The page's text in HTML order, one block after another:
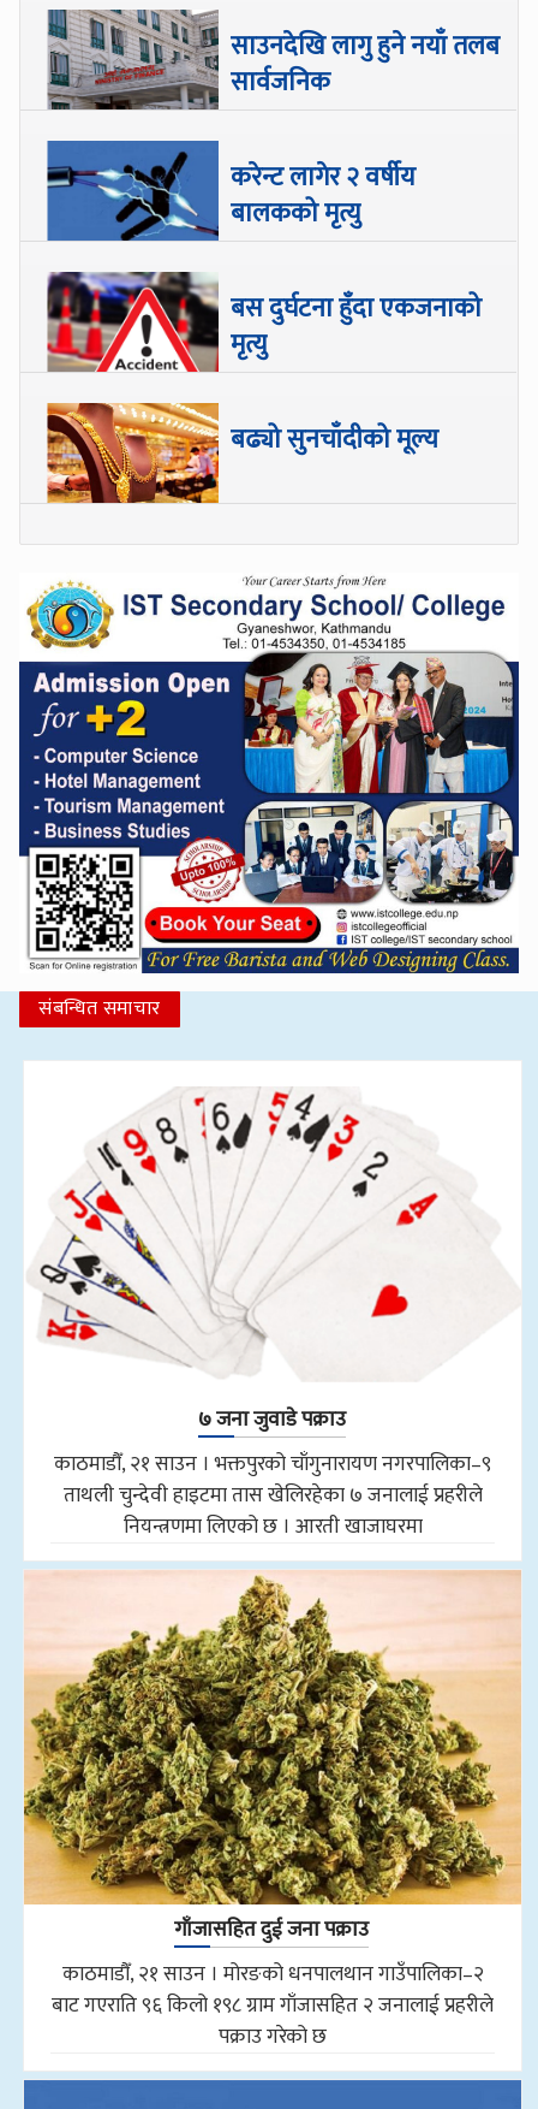
साउनदेखि लागु हुने नयाँ तलब
सार्वजनिक
करेन्ट लागेर २ वर्षीय
बालकको मृत्यु
बस दुर्घटना हुँदा एकजनाको
मृत्यु
बढ्यो सुनचाँदीको मूल्य
संबन्धित समाचार
७ जना जुवाडे पक्राउ
काठमाडौँ, २१ साउन । भक्तपुरको चाँगुनारायण नगरपालिका–९
ताथली चुन्देवी हाइटमा तास खेलिरहेका ७ जनालाई प्रहरीले
नियन्त्रणमा लिएको छ । आरती खाजाघरमा
गाँजासहित दुई जना पक्राउ
काठमाडौँ, २१ साउन । मोरङको धनपालथान गाउँपालिका–२
बाट गएराति ९६ किलो १९८ ग्राम गाँजासहित २ जनालाई प्रहरीले
पक्राउ गरेको छ